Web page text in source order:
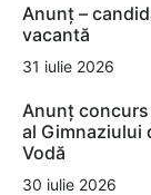
Anunț –
vacantă
31 iulie 2026
Anunț
al Gimnaziului
Vodă
30 iulie 2026